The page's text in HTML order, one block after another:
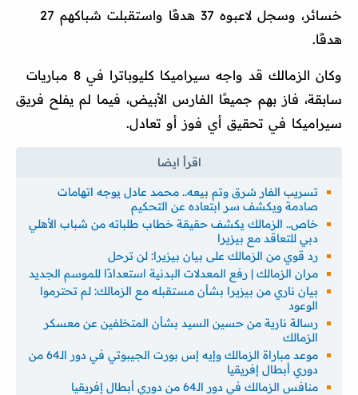
خسائر، وسجل لاعبوه 37 هدفًا واستقبلت شباكهم 27
هدفًا.
وكان الزمالك قد واجه سيراميكا كليوباترا في 8 مباريات
سابقة، فاز بهم جميعًا الفارس الأبيض، فيما لم يفلح فريق
سيراميكا في تحقيق أي فوز أو تعادل.
تسريب الفار سُرق وتم بيعه.. محمد عادل يوجه اتهامات
صادمة ويكشف سر ابتعاده عن التحكيم
خاص.. الزمالك يكشف حقيقة خطاب طلباته من شباب الأهلي
دبي للتعاقد مع بيزيرا
رد قوي من الزمالك على بيان بيزيرا: لن ترحل
مران الزمالك | رفع المعدلات البدنية استعدادًا للموسم الجديد
بيان ناري من بيزيرا بشأن مستقبله مع الزمالك: لم تحترموا
الوعود
رسالة نارية من حسين السيد بشأن المتخلفين عن معسكر
الزمالك
موعد مباراة الزمالك وإيه إس بورت الجيبوتي في دور الـ64 من
دوري أبطال إفريقيا
منافس الزمالك في دور الـ64 من دوري أبطال إفريقيا